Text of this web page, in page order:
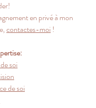
en privé à mon
contactes-moi !
soi
de soi